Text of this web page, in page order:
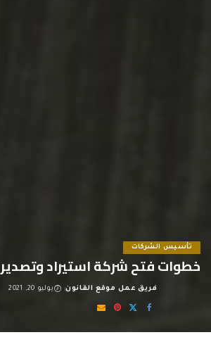
تأسيس الشركات
خطوات فتح شركة استيراد وتصدير
Posted
by
فريق عمل موقع القانون يوليو 20, 2021